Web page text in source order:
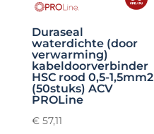
Duraseal
waterdichte (door
verwarming)
kabeldoorverbinder
HSC rood 0,5-1,5mm2
(50stuks) ACV
PROLine
€57,11